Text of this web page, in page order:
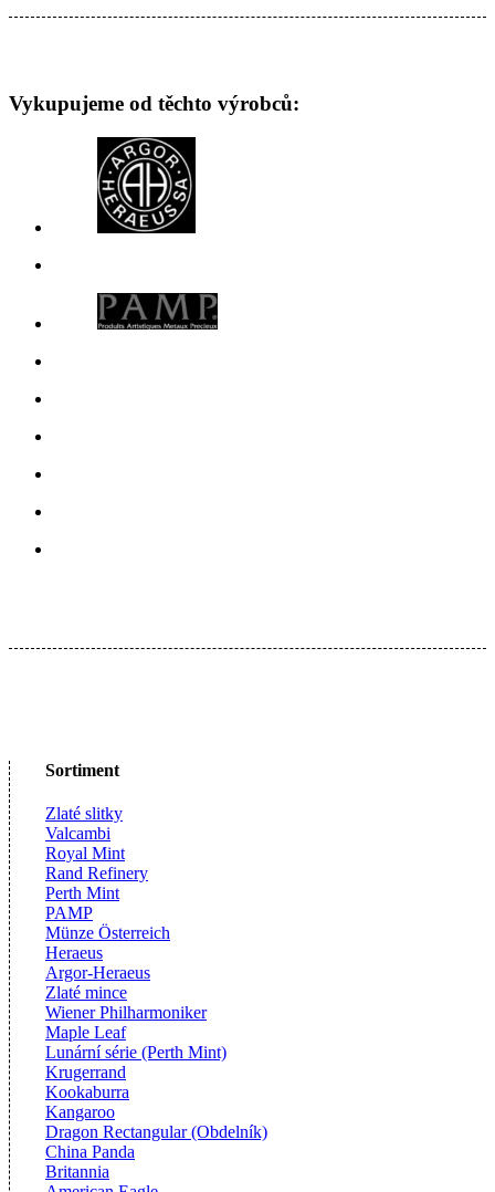
Vykupujeme od těchto výrobců:
Sortiment
Zlaté slitky
Valcambi
Royal Mint
Rand Refinery
Perth Mint
PAMP
Münze Österreich
Heraeus
Argor-Heraeus
Zlaté mince
Wiener Philharmoniker
Maple Leaf
Lunární série (Perth Mint)
Krugerrand
Kookaburra
Kangaroo
Dragon Rectangular (Obdelník)
China Panda
Britannia